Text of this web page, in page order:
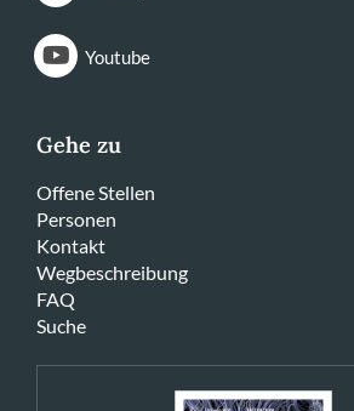
Youtube
Gehe zu
Offene Stellen
Personen
Kontakt
Wegbeschreibung
FAQ
Suche